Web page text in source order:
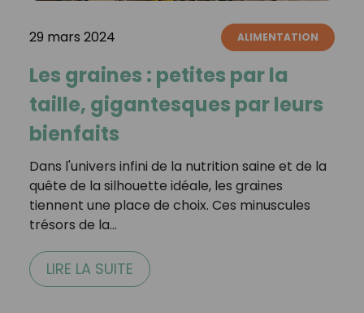
29 mars 2024 ALIMENTATION
Les graines : petites par la
taille, gigantesques par leurs
bienfaits
Dans l'univers infini de la nutrition saine et de la
quête de la silhouette idéale, les graines
tiennent une place de choix. Ces minuscules
trésors de la…
LIRE LA SUITE